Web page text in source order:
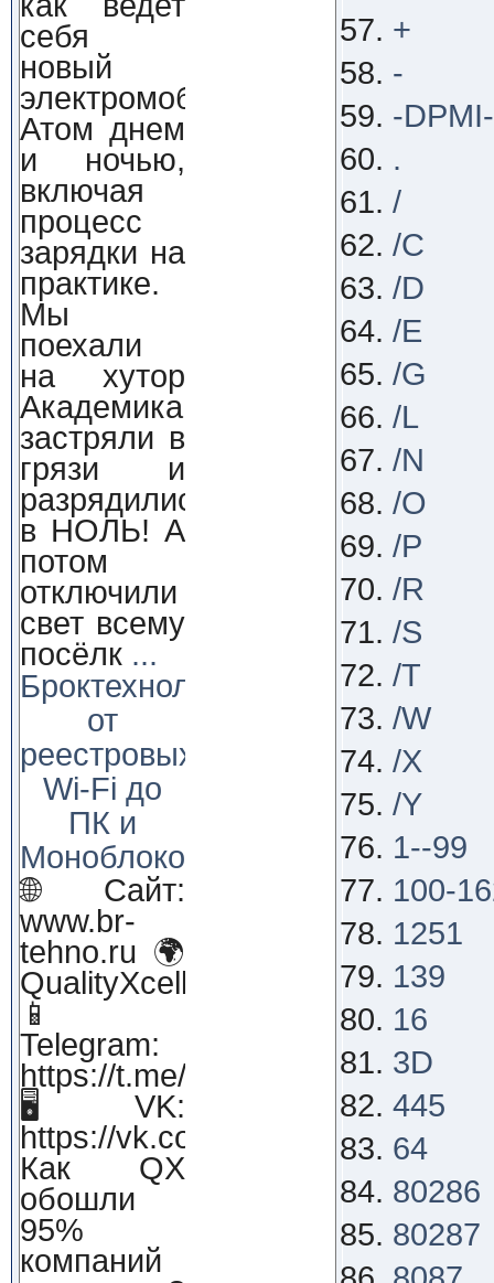
себя
новый
электромобиль
Атом днем
и ночью,
включая
процесс
зарядки на
практике.
Мы
поехали
на хутор
Академика,
застряли в
грязи и
разрядились
в НОЛЬ! А
потом
отключили
свет всему
посёлк ...
Броктехнолоджи:
от
реестровых
Wi-Fi до
ПК и
Моноблоков!
🌐 Сайт:
www.br-
tehno.ru 🌍
QualityXcellence.ru
📱
Telegram:
https://t.me/qx_lab_IT
🖥 VK:
https://vk.com/qualityxcellenc
Как QX
обошли
95%
компаний
+
-
-
.
/
/C
/D
/E
/G
/L
/N
/O
/P
/R
/S
/T
/W
/X
/Y
1--99
100-
1251
139
16
3D
445
64
80286
80287